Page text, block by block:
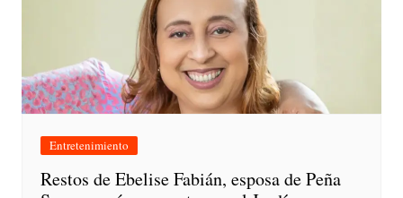
Entretenimiento
Restos de Ebelise Fabián, esposa de Peña